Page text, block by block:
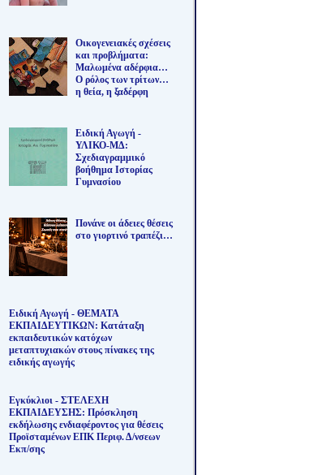
Οικογενειακές σχέσεις
και προβλήματα:
Μαλωμένα αδέρφια…
Ο ρόλος των τρίτων…
η θεία, η ξαδέρφη
Ειδική Αγωγή -
ΥΛΙΚΟ-ΜΔ:
Σχεδιαγραμμικό
βοήθημα Ιστορίας
Γυμνασίου
Πονάνε οι άδειες θέσεις
στο γιορτινό τραπέζι…
Ειδική Αγωγή - ΘΕΜΑΤΑ
ΕΚΠΑΙΔΕΥΤΙΚΩΝ: Κατάταξη
εκπαιδευτικών κατόχων
μεταπτυχιακών στους πίνακες της
ειδικής αγωγής
Εγκύκλιοι - ΣΤΕΛΕΧΗ
ΕΚΠΑΙΔΕΥΣΗΣ: Πρόσκληση
εκδήλωσης ενδιαφέροντος για θέσεις
Προϊσταμένων ΕΠΚ Περιφ. Δ/νσεων
Εκπ/σης